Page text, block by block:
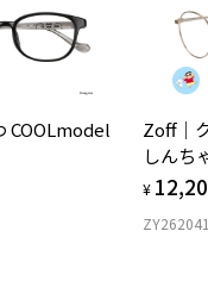
) 特集ページをみる
のZoffメガネサイズを確認す
約137mm
約46mm
定無料
早めに発見するために、定期的
。
具合調整無料
みやかかり具合の調整・クリ
つでも対応いたします。
報がわからない方へ＞
フレームのみ購入して、
交換券」をお選びいただく
セットレンズ）へ無料交換
COOLmodel
Zoff｜
しんち
¥